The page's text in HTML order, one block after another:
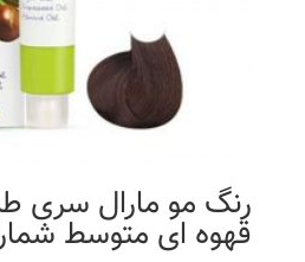
رنگ مو مارال سری
قهوه ای متوسط شماره